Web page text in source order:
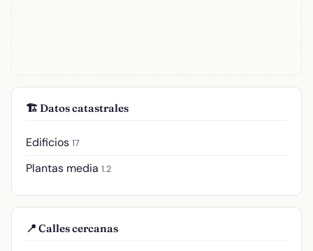
🏗️ Datos catastrales
Edificios 17
Plantas media 1.2
📍 Calles cercanas